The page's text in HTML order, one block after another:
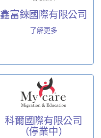
鑫富錸國際有限公司
了解更多
科爾國際有限公司
（停業中）